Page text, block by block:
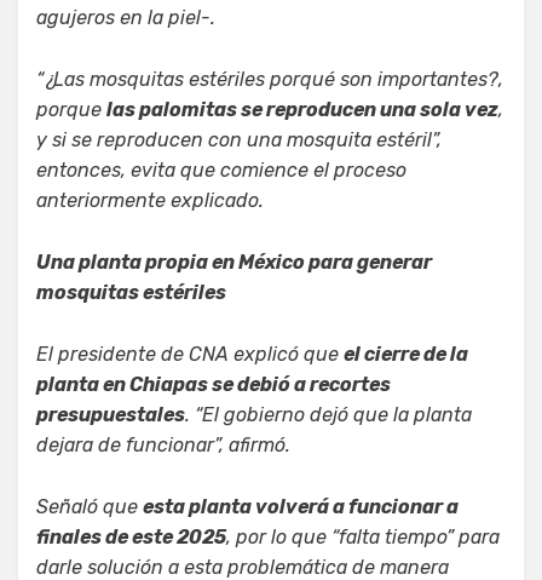
agujeros en la piel-.
“¿Las mosquitas estériles porqué son importantes?,
porque las palomitas se reproducen una sola vez,
y si se reproducen con una mosquita estéril”,
entonces, evita que comience el proceso
anteriormente explicado.
Una planta propia en México para generar
mosquitas estériles
El presidente de CNA explicó que el cierre de la
planta en Chiapas se debió a recortes
presupuestales. “El gobierno dejó que la planta
dejara de funcionar”, afirmó.
Señaló que esta planta volverá a funcionar a
finales de este 2025, por lo que “falta tiempo” para
darle solución a esta problemática de manera